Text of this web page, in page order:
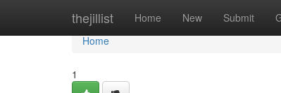
thejillist Home New Submit
Home
Home
1